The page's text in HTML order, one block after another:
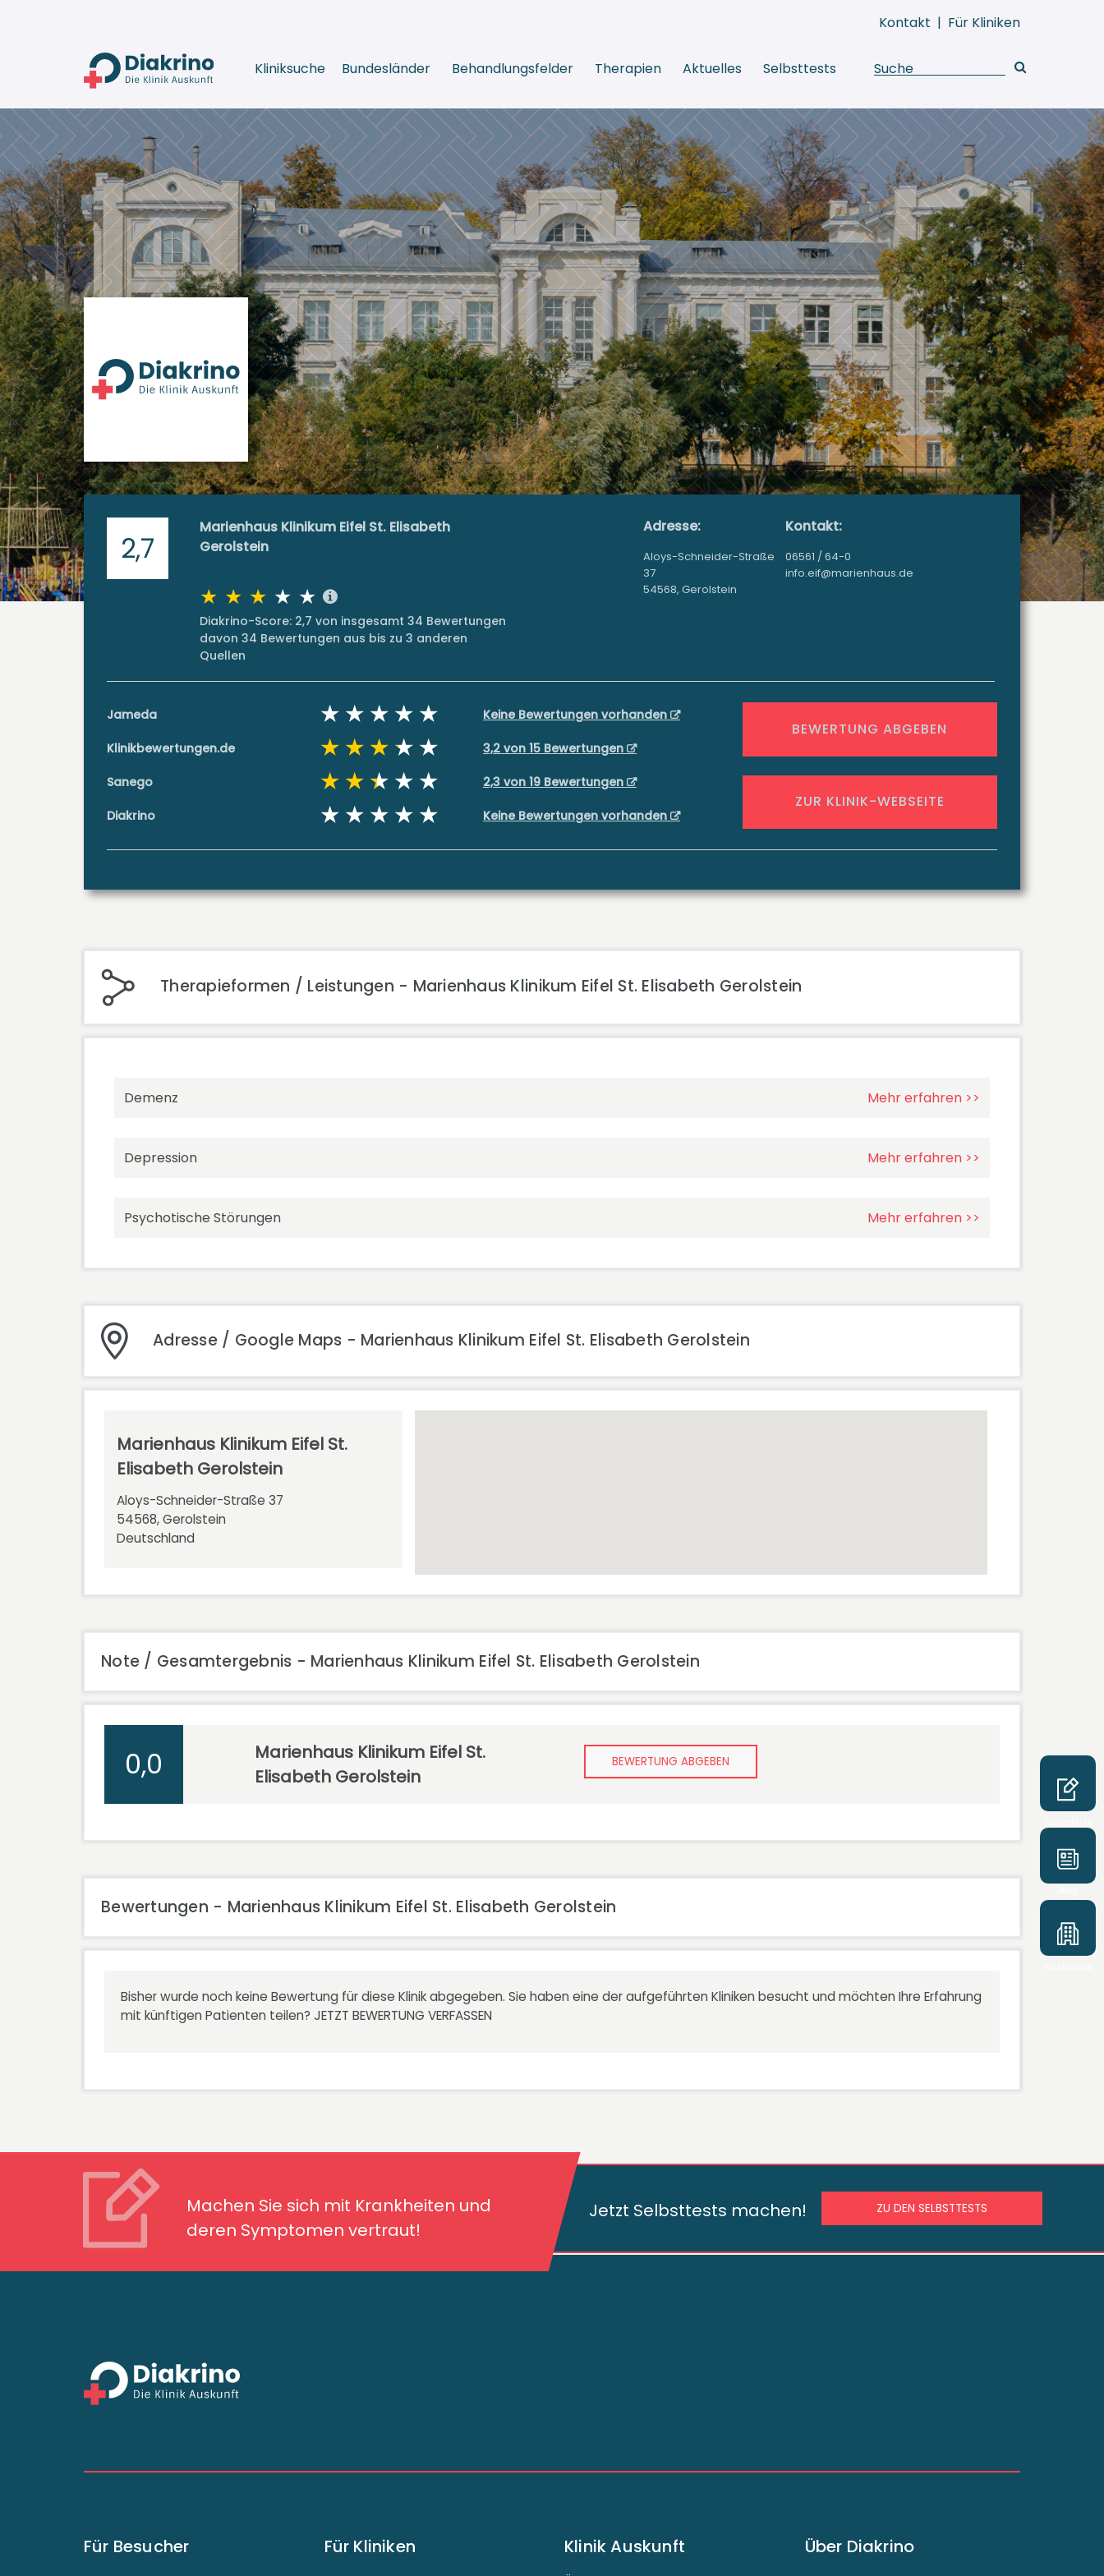
Kontakt | Für Kliniken
Kliniksuche Bundesländer Behandlungsfelder Therapien Aktuelles Selbsttests
2,7
Marienhaus Klinikum Eifel St. Elisabeth
Gerolstein
Diakrino-Score: 2,7 von insgesamt 34 Bewertungen
davon 34 Bewertungen aus bis zu 3 anderen
Quellen
Adresse:
Aloys-Schneider-Straße
37
54568, Gerolstein
Kontakt:
06561 / 64-0
info.eif@marienhaus.de
Jameda Keine Bewertungen vorhanden
Klinikbewertungen.de 3,2 von 15 Bewertungen
Sanego 2,3 von 19 Bewertungen
Diakrino Keine Bewertungen vorhanden
BEWERTUNG ABGEBEN
ZUR KLINIK-WEBSEITE
Therapieformen / Leistungen - Marienhaus Klinikum Eifel St. Elisabeth Gerolstein
Demenz Mehr erfahren >>
Depression Mehr erfahren >>
Psychotische Störungen Mehr erfahren >>
Adresse / Google Maps - Marienhaus Klinikum Eifel St. Elisabeth Gerolstein
Marienhaus Klinikum Eifel St.
Elisabeth Gerolstein
Aloys-Schneider-Straße 37
54568, Gerolstein
Deutschland
Note / Gesamtergebnis - Marienhaus Klinikum Eifel St. Elisabeth Gerolstein
0,0
Marienhaus Klinikum Eifel St.
Elisabeth Gerolstein
BEWERTUNG ABGEBEN
Bewertungen - Marienhaus Klinikum Eifel St. Elisabeth Gerolstein
Bisher wurde noch keine Bewertung für diese Klinik abgegeben. Sie haben eine der aufgeführten Kliniken besucht und möchten Ihre Erfahrung
mit künftigen Patienten teilen? JETZT BEWERTUNG VERFASSEN
Machen Sie sich mit Krankheiten und
deren Symptomen vertraut!
Machen Sie sich mit Krankheiten und deren
Symptomen vertraut!
Jetzt Selbsttests machen! ZU DEN SELBSTTESTS
Für Besucher Für Kliniken Klinik Auskunft Über Diakrino